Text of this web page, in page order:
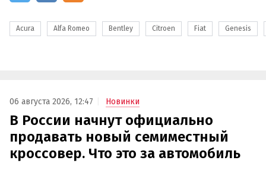
Acura Alfa Romeo Bentley Citroen Fiat Genesis
06 августа 2026, 12:47 Новинки
В России начнут официально
продавать новый семиместный
кроссовер. Что это за автомобиль